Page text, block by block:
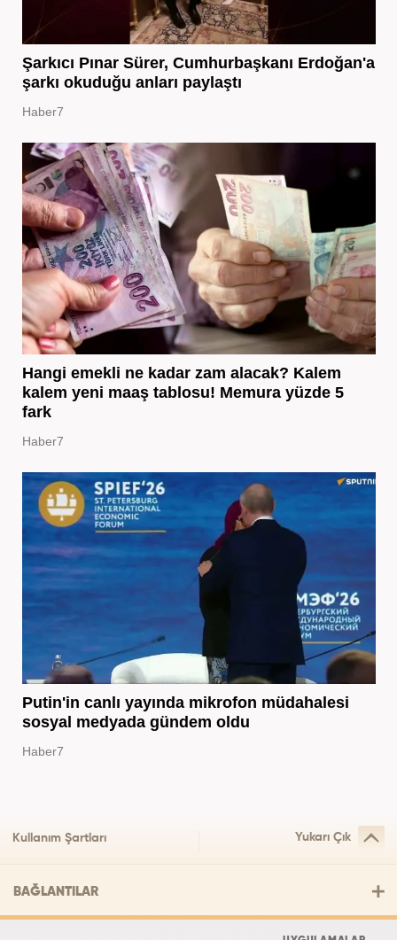
Şarkıcı Pınar Sürer, Cumhurbaşkanı Erdoğan'a
şarkı okuduğu anları paylaştı
Haber7
Hangi emekli ne kadar zam alacak? Kalem
kalem yeni maaş tablosu! Memura yüzde 5
fark
Haber7
Putin'in canlı yayında mikrofon müdahalesi
sosyal medyada gündem oldu
Haber7
Kullanım Şartları Yukarı Çık
BAĞLANTILAR